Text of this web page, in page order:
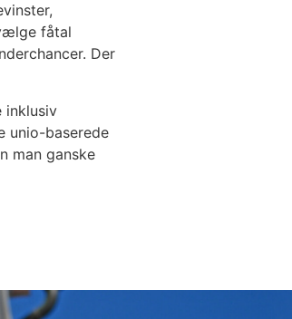
fåtal
Der
inklusiv
unio-baserede
man ganske